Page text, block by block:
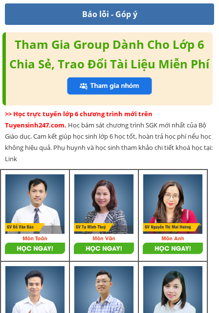
Báo lỗi - Góp ý
Tham Gia Group Dành Cho Lớp 6
Chia Sẻ, Trao Đổi Tài Liệu Miễn Phí
>> Học trực tuyến lớp 6 chương trình mới trên
Tuyensinh247.com. Học bám sát chương trình SGK mới nhất của Bộ
Giáo dục. Cam kết giúp học sinh lớp 6 học tốt, hoàn trả học phí nếu học
không hiệu quả. Phụ huynh và học sinh tham khảo chi tiết khoá học tại:
Link